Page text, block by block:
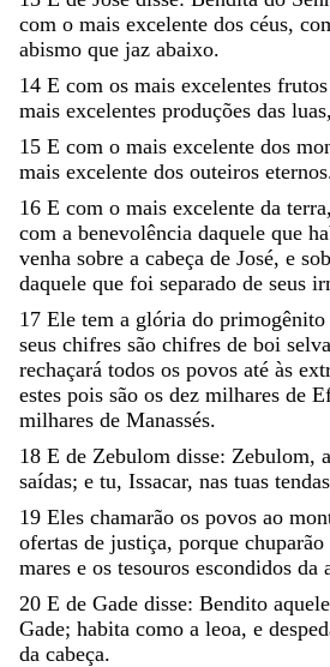
com o mais excelente dos céus,
abismo que jaz abaixo.
14 E com os mais excelentes frutos
mais excelentes produções das luas,
15 E com o mais excelente dos
mais excelente dos outeiros eternos
16 E com o mais excelente da terra,
com a benevolência daquele que
venha sobre a cabeça de José, e
daquele que foi separado de seus
17 Ele tem a glória do primogênito
seus chifres são chifres de boi
rechaçará todos os povos até às
estes pois são os dez milhares de
milhares de Manassés.
18 E de Zebulom disse: Zebulom,
saídas; e tu, Issacar, nas tuas tendas
19 Eles chamarão os povos ao
ofertas de justiça, porque chuparão
mares e os tesouros escondidos da
20 E de Gade disse: Bendito aquele
Gade; habita como a leoa, e
da cabeça.